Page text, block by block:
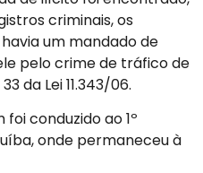
criminais, os
um mandado de
pelo crime de tráfico de
da Lei 11.343/06.
conduzido ao 1º
onde permaneceu à